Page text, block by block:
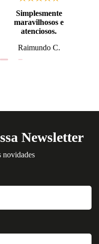
Simplesmente
maravilhosos e
atenciosos.
Raimundo C.
Newsletter
novidades